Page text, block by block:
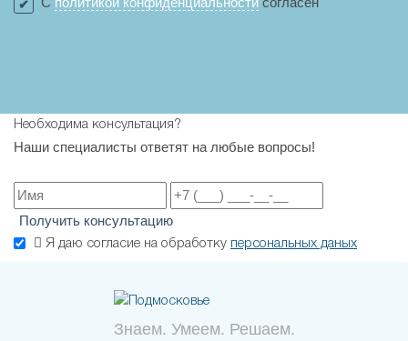
Необходима консультация?
Наши специалисты ответят на любые вопросы!
Получить консультацию
Я даю согласие на обработку персональных даных
Знаем. Умеем. Решаем.